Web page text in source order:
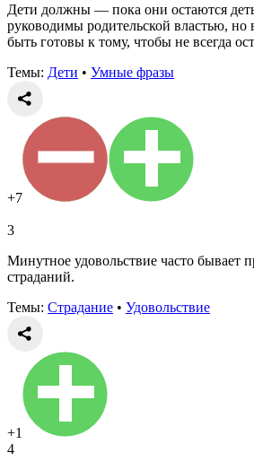
Дети должны — пока они остаются
руководимы родительской властью,
быть готовы к тому, чтобы не всегда
Темы: Дети • Умные фразы
+7
3
Минутное удовольствие часто бывает
страданий.
Темы: Страдание • Удовольствие
+1
4